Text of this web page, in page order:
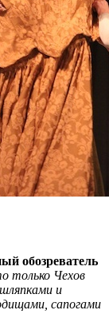
обозреватель
только Чехов
и
сапогами